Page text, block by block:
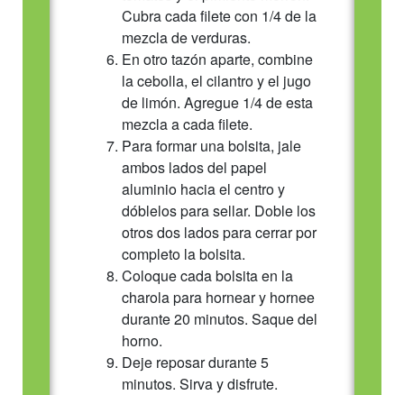
Cubra cada filete con 1/4 de la
mezcla de verduras.
En otro tazón aparte, combine
la cebolla, el cilantro y el jugo
de limón. Agregue 1/4 de esta
mezcla a cada filete.
Para formar una bolsita, jale
ambos lados del papel
aluminio hacia el centro y
dóblelos para sellar. Doble los
otros dos lados para cerrar por
completo la bolsita.
Coloque cada bolsita en la
charola para hornear y hornee
durante 20 minutos. Saque del
horno.
Deje reposar durante 5
minutos. Sirva y disfrute.